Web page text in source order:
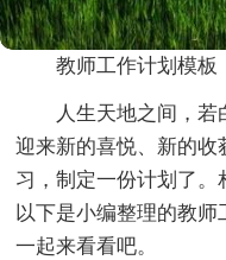
教师工作计划模板
人生天地之间，
迎来新的喜悦、新的收
习，制定一份计划了。
以下是小编整理的教
一起来看看吧。